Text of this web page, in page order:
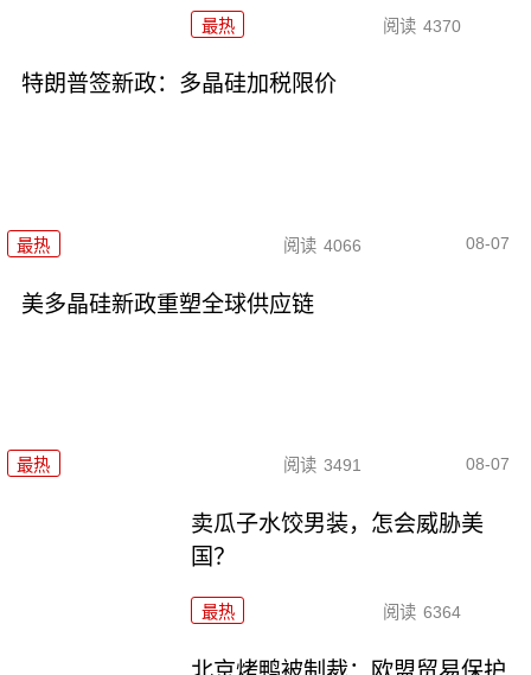
最热 阅读 4370
特朗普签新政：多晶硅加税限价
最热 阅读 4066 08-07
美多晶硅新政重塑全球供应链
最热 阅读 3491 08-07
卖瓜子水饺男装，怎会威胁美
国？
最热 阅读 6364